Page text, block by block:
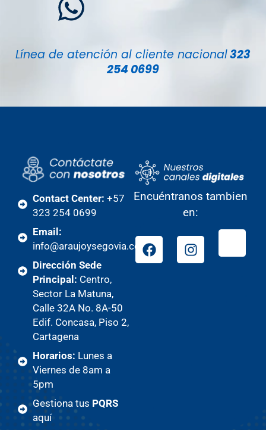
Línea de atención al cliente nacional323
254 0699
Contact Center: +57
323 254 0699
Email:
info@araujoysegovia.com
Dirección Sede
Principal: Centro,
Sector La Matuna,
Calle 32A No. 8A-50
Edif. Concasa, Piso 2,
Cartagena
Horarios: Lunes a
Viernes de 8am a
5pm
Gestiona tus PQRS
aquí
Encuéntranos tambien
en: